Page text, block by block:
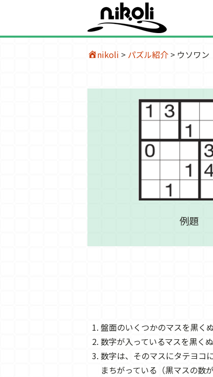
nikoli > パズル紹介 > ウソワン
例題
盤面のいくつかのマスを黒く
数字が入っているマスを黒く
数字は、そのマスにタテヨコ
まちがっている（黒マスの数